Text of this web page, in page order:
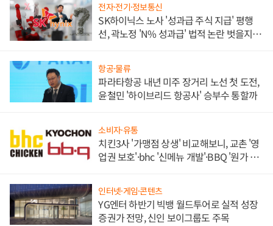
전자·전기·정보통신
SK하이닉스 노사 '성과급 주식 지급' 평행
선, 곽노정 'N% 성과급' 법적 논란 벗을지 주
항공·물류
파라타항공 내년 미주 장거리 노선 첫 도전,
윤철민 '하이브리드 항공사' 승부수 통할까
소비자·유통
치킨3사 '가맹점 상생' 비교해보니, 교촌 '영
업권 보호'·bhc '신메뉴 개발'·BBQ '원가 부
인터넷·게임·콘텐츠
YG엔터 하반기 빅뱅 월드투어로 실적 성장
증권가 전망, 신인 보이그룹도 주목